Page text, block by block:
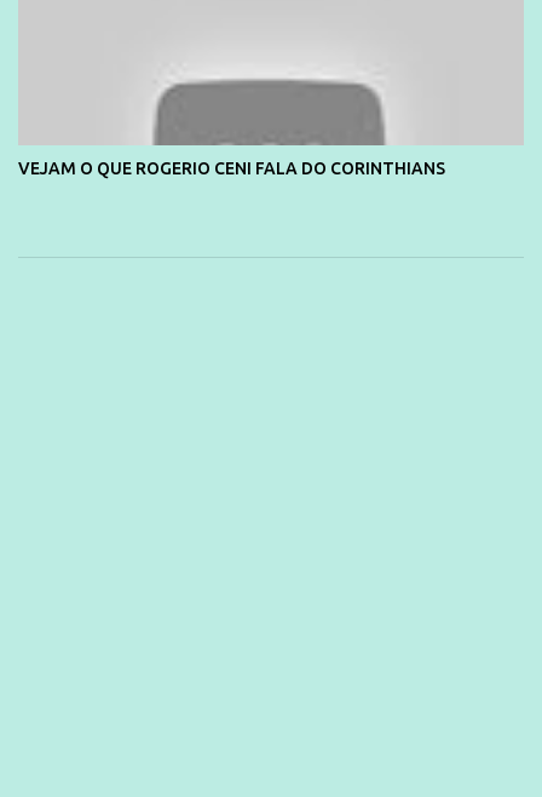
VEJAM O QUE ROGERIO CENI FALA DO CORINTHIANS